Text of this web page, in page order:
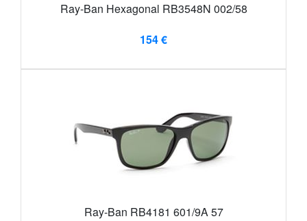
Ray-Ban Hexagonal RB3548N 002/58
154 €
Ray-Ban RB4181 601/9A 57